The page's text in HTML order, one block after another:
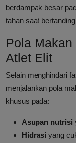
berdampak besar
tahan saat
Pola
Atlet Elit
Selain menghindari
menjalankan pola
khusus pada:
Asupan nutrisi
Hidrasi yang